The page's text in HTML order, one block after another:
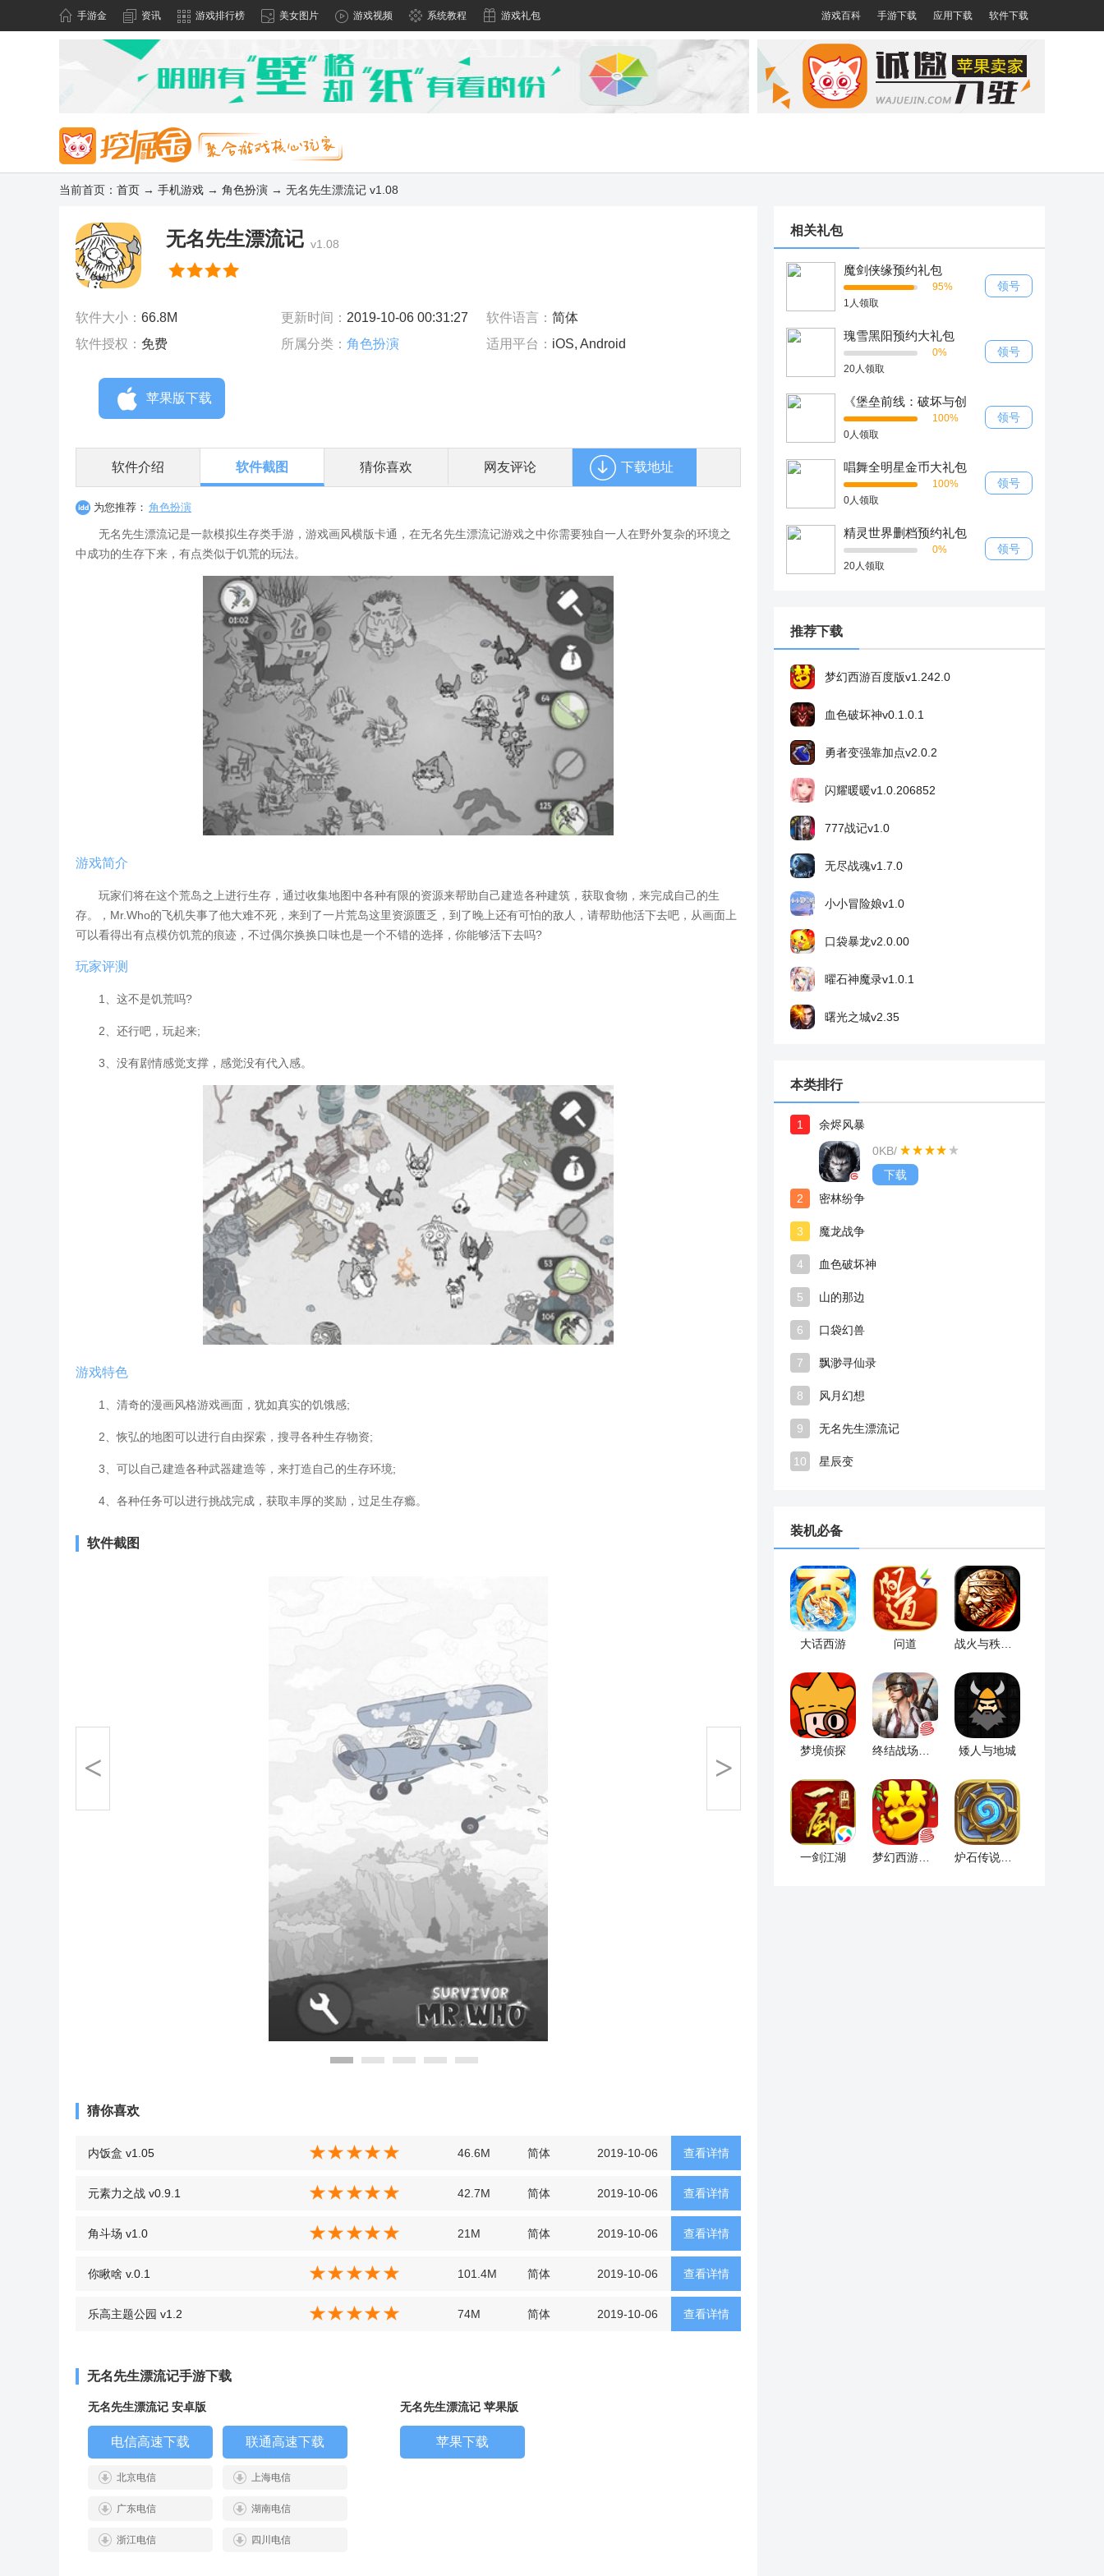
手游金 资讯 游戏排行榜 美女图片 游戏视频 系统教程 游戏礼包 游戏百科 手游下载 应用下载 软件下载
当前首页： 首页 → 手机游戏 → 角色扮演 → 无名先生漂流记 v1.08
无名先生漂流记 v1.08
软件大小： 66.8M 更新时间： 2019-10-06 00:31:27 软件语言： 简体
软件授权： 免费 所属分类： 角色扮演 适用平台： iOS, Android
苹果版下载
软件介绍 软件截图 猜你喜欢 网友评论 下载地址
为您推荐： 角色扮演
无名先生漂流记是一款模拟生存类手游，游戏画风横版卡通，在无名先生漂流记游戏之中你需要独自一人在野外复杂的环境之
中成功的生存下来，有点类似于饥荒的玩法。
游戏简介
玩家们将在这个荒岛之上进行生存，通过收集地图中各种有限的资源来帮助自己建造各种建筑，获取食物，来完成自己的生
存。，Mr.Who的飞机失事了他大难不死，来到了一片荒岛这里资源匮乏，到了晚上还有可怕的敌人，请帮助他活下去吧，从画面上
可以看得出有点模仿饥荒的痕迹，不过偶尔换换口味也是一个不错的选择，你能够活下去吗?
玩家评测
1、这不是饥荒吗?
2、还行吧，玩起来;
3、没有剧情感觉支撑，感觉没有代入感。
游戏特色
1、清奇的漫画风格游戏画面，犹如真实的饥饿感;
2、恢弘的地图可以进行自由探索，搜寻各种生存物资;
3、可以自己建造各种武器建造等，来打造自己的生存环境;
4、各种任务可以进行挑战完成，获取丰厚的奖励，过足生存瘾。
软件截图
< >
猜你喜欢
查看详情
内饭盒 v1.05 46.6M 简体 2019-10-06
查看详情
元素力之战 v0.9.1 42.7M 简体 2019-10-06
查看详情
角斗场 v1.0 21M 简体 2019-10-06
查看详情
你瞅啥 v.0.1 101.4M 简体 2019-10-06
查看详情
乐高主题公园 v1.2 74M 简体 2019-10-06
无名先生漂流记手游下载
无名先生漂流记 安卓版
电信高速下载 联通高速下载
北京电信 上海电信
广东电信 湖南电信
浙江电信 四川电信
无名先生漂流记 苹果版
苹果下载
相关礼包
魔剑侠缘预约礼包
95%
1人领取
领号
瑰雪黑阳预约大礼包
0%
20人领取
领号
《堡垒前线：破坏与创
造》新手礼包
100%
0人领取
领号
唱舞全明星金币大礼包
100%
0人领取
领号
精灵世界删档预约礼包
0%
20人领取
领号
推荐下载
梦幻西游百度版v1.242.0
血色破坏神v0.1.0.1
勇者变强靠加点v2.0.2
闪耀暖暖v1.0.206852
777战记v1.0
无尽战魂v1.7.0
小小冒险娘v1.0
口袋暴龙v2.0.00
曜石神魔录v1.0.1
曙光之城v2.35
本类排行
1
余烬风暴
0KB/
下载
2
密林纷争
3 魔龙战争
4 血色破坏神
5 山的那边
6 口袋幻兽
7 飘渺寻仙录
8 风月幻想
9 无名先生漂流记
10 星辰变
装机必备
大话西游 问道
梦境侦探 矮人与地城
一剑江湖